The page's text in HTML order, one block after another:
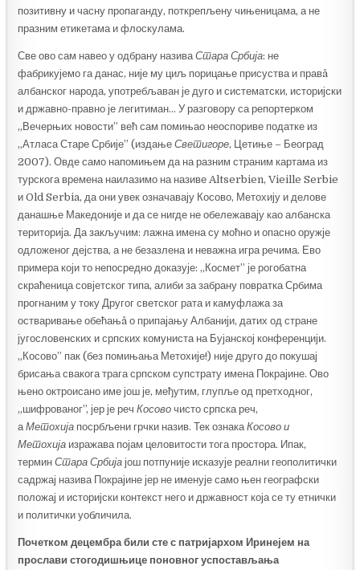
позитивну и часну пропаганду, поткрепљену чињеницама, а не
празним етикетама и флоскулама.
Све ово сам навео у одбрану називаСтара Србија: не
фабрикујемо га данас, није му циљ порицање присуства и правâ
албанског народа, употребљаван је дуго и систематски, историјски
и државно-правно је легитиман… У разговору са репортерком
„Вечерњих новости” већ сам помињао неоспориве податке из
„Атласа Старе Србије” (издањеСветигоре, Цетиње – Београд
2007). Овде само напомињем да на разним страним картама из
турскога времена наилазимо на називе Altserbien, Vieille Serbie
и Old Serbia, да они увек означавају Косово, Метохију и делове
данашње Македоније и да се нигде не обележавају као албанска
територија. Да закључим: лажна имена су моћно и опасно оружје
одложеног дејства, а не безазлена и неважна игра речима. Ево
примера који то непосредно доказује: „Космет” је рогобатна
скраћеница совјетског типа, алиби за забрану повратка Србима
прогнаним у току Другог светског рата и камуфлажа за
остваривање обећањâ о припајању Албанији, датих од стране
југословенских и српских комуниста на Бујанској конференцији.
„Косово” пак (без помињања Метохије!) није друго до покушај
брисања свакога трага српском супстрату имена Покрајине. Ово
њено октроисано име још је, међутим, глупље од претходног,
„шифрованог”, јер је речКосово чисто српска реч,
аМетохија посрбљени грчки назив. Тек ознакаКосово и
Метохија изражава појам целовитости тога простора. Ипак,
терминСтара Србија још потпуније исказује реални геополитички
садржај назива Покрајине јер не именује само њен географски
положај и историјски контекст него и државност која се ту етнички
и политички уобличила.
Почетком децембра били сте с патријархом Иринејем на
прослави стогодишњице поновног успостављања